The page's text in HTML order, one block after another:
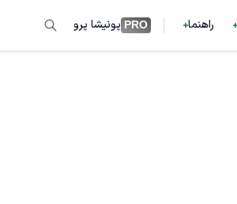
راهنما PRO پونیشا پرو